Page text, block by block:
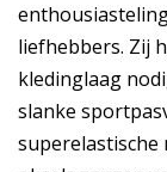
liefhebbers. Zij
kledinglaag
slanke
superelastische